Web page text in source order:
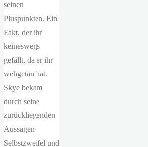
seinen
Pluspunkten. Ein
Fakt, der ihr
keineswegs
gefällt, da er ihr
wehgetan hat.
Skye bekam
durch seine
zurückliegenden
Aussagen
Selbstzweifel und